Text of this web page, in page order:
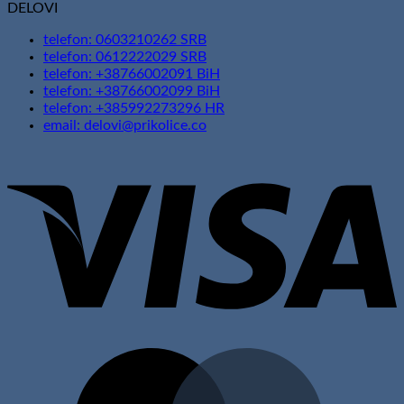
DELOVI
telefon: 0603210262 SRB
telefon: 0612222029 SRB
telefon: +38766002091 BiH
telefon: +38766002099 BiH
telefon: +385992273296 HR
email: delovi@prikolice.co